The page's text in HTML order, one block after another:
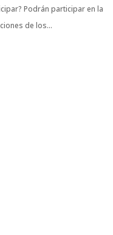
Podrán participar en la
de los...